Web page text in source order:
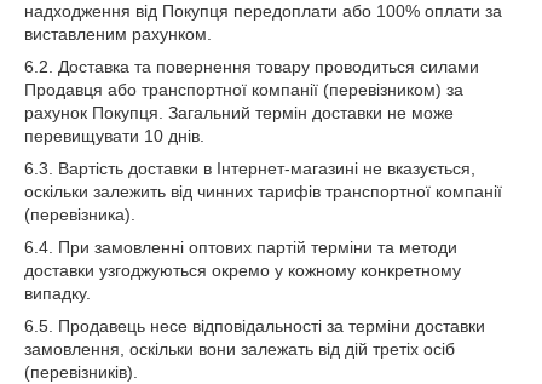
надходження від Покупця передоплати або 100% оплати за
виставленим рахунком.
6.2. Доставка та повернення товару проводиться силами
Продавця або транспортної компанії (перевізником) за
рахунок Покупця. Загальний термін доставки не може
перевищувати 10 днів.
6.3. Вартість доставки в Інтернет-магазині не вказується,
оскільки залежить від чинних тарифів транспортної компанії
(перевізника).
6.4. При замовленні оптових партій терміни та методи
доставки узгоджуються окремо у кожному конкретному
випадку.
6.5. Продавець несе відповідальності за терміни доставки
замовлення, оскільки вони залежать від дій третіх осіб
(перевізників).